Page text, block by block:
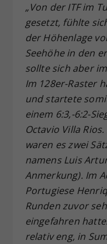
„Von der ITF im
gesetzt, fühlte
der Höhenlage
Seehöhe in den
sollte sich aber
Im 128er-Raster
und startete
einem 6:3,-6:2-
Octavio Villa
waren es zwei
namens Luis
Anmerkung). Im
Portugiese
Runden zuvor
eingefahren
relativ eng, in